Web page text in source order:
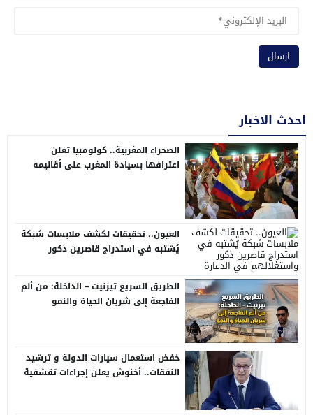
احدث الاخبار
الصحراء المغربية.. كولومبيا تعلن
اعترافها بسيادة المغرب على أقاليمه
العيون.. تحقيقات لكشف ملابسات شبكة
يُشتبه في استدراج قاصرين ذكور
الطريق السريع تيزنيت – الداخلة: من ألم
الفاجعة إلى شريان الحياة والنمو
خفض استعمال سيارات الدولة و ترشيد
النفقات.. أخنوش يعلن إجراءات تقشفية